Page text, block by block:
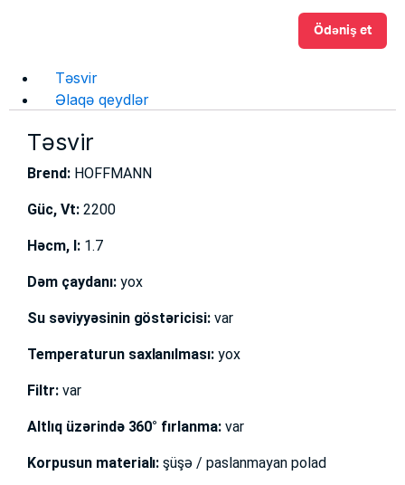
Ödəniş et
Təsvir
Əlaqə qeydlər
Təsvir
Brend:HOFFMANN
Güc, Vt:2200
Həcm, l:1.7
Dəm çaydanı:yox
Su səviyyəsinin göstəricisi: var
Temperaturun saxlanılması: yox
Filtr:var
Altlıq üzərində 360° fırlanma: var
Korpusun materialı: şüşə / paslanmayan polad